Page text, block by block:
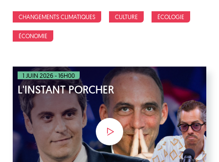
CHANGEMENTS CLIMATIQUES CULTURE ÉCOLOGIE
ÉCONOMIE
1 JUIN 2026 - 16H00
L'INSTANT PORCHER